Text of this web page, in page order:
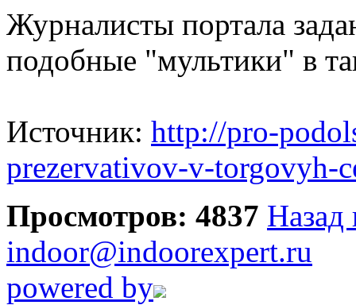
Журналисты портала
подобные "мультики" в
Источник: http://pro-
prezervativov-v-torgovyh-
Просмотров: 4837 Назад
indoor@indoorexpert.ru
powered by